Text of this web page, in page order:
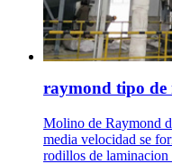
raymond tipo de
Molino de Raymond
media velocidad se
rodillos de